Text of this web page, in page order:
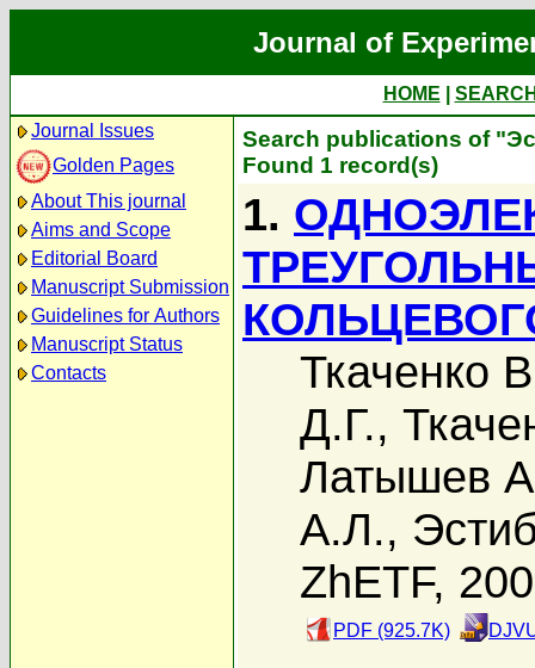
Journal of
HOME
Journal Issues
Golden Pages
About This journal
Aims and Scope
Editorial Board
Manuscript Submission
Guidelines for Authors
Manuscript Status
Contacts
Search publications of
Found 1 record(s)
1.
Ткаченко
Д.Г.,
Латышев
А.Л.,
ZhETF,
PDF (925.7K)